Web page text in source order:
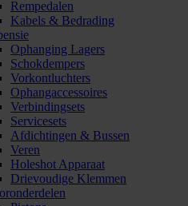
Rempedalen
Kabels & Bedrading
Ophanging Lagers
Schokdempers
Vorkontluchters
Ophangaccessoires
Verbindingsets
Servicesets
Afdichtingen & Bussen
Veren
Holeshot Apparaat
Drievoudige Klemmen